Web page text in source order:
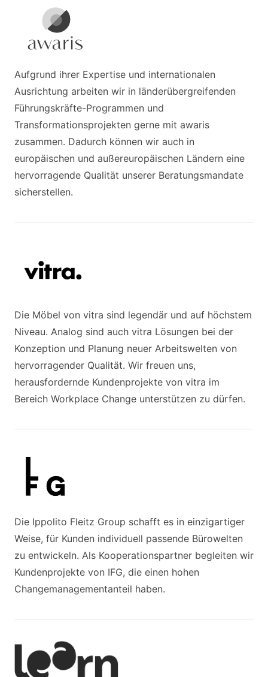
Aufgrund ihrer Expertise und internationalen
Ausrichtung arbeiten wir in länderübergreifenden
Führungskräfte-Programmen und
Transformationsprojekten gerne mit awaris
zusammen. Dadurch können wir auch in
europäischen und außereuropäischen Ländern eine
hervorragende Qualität unserer Beratungsmandate
sicherstellen.
Die Möbel von vitra sind legendär und auf höchstem
Niveau. Analog sind auch vitra Lösungen bei der
Konzeption und Planung neuer Arbeitswelten von
hervorragender Qualität. Wir freuen uns,
herausfordernde Kundenprojekte von vitra im
Bereich Workplace Change unterstützen zu dürfen.
Die Ippolito Fleitz Group schafft es in einzigartiger
Weise, für Kunden individuell passende Bürowelten
zu entwickeln. Als Kooperationspartner begleiten wir
Kundenprojekte von IFG, die einen hohen
Changemanagementanteil haben.